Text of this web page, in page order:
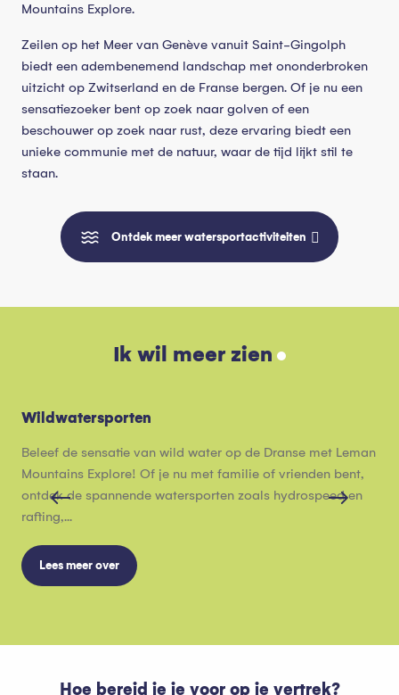
Mountains Explore.
Zeilen op het Meer van Genève vanuit Saint-Gingolph
biedt een adembenemend landschap met ononderbroken
uitzicht op Zwitserland en de Franse bergen. Of je nu een
sensatiezoeker bent op zoek naar golven of een
beschouwer op zoek naar rust, deze ervaring biedt een
unieke communie met de natuur, waar de tijd lijkt stil te
staan.
Ontdek meer watersportactiviteiten
Ik wil meer zien
Wildwatersporten
Beleef de sensatie van wild water op de Dranse met Leman
Mountains Explore! Of je nu met familie of vrienden bent,
ontdek de spannende watersporten zoals hydrospeed en
rafting,...
Lees meer over
Hoe bereid je je voor op je vertrek?